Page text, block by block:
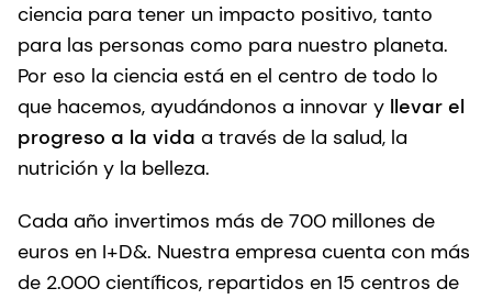
ciencia para tener un impacto positivo, tanto
para las personas como para nuestro planeta.
Por eso la ciencia está en el centro de todo lo
que hacemos, ayudándonos a innovar y llevar el
progreso a la vida a través de la salud, la
nutrición y la belleza.
Cada año invertimos más de 700 millones de
euros en I+D&. Nuestra empresa cuenta con más
de 2.000 científicos, repartidos en 15 centros de